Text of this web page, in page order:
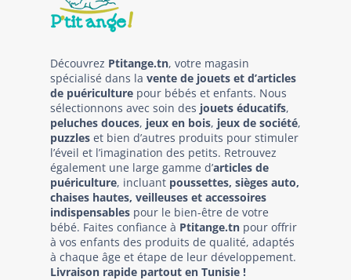
Découvrez Ptitange.tn, votre magasin
spécialisé dans la vente de jouets et d’articles
de puériculture pour bébés et enfants. Nous
sélectionnons avec soin des jouets éducatifs,
peluches douces, jeux en bois, jeux de société,
puzzles et bien d’autres produits pour stimuler
l’éveil et l’imagination des petits. Retrouvez
également une large gamme d’articles de
puériculture, incluant poussettes, sièges auto,
chaises hautes, veilleuses et accessoires
indispensables pour le bien-être de votre
bébé. Faites confiance à Ptitange.tn pour offrir
à vos enfants des produits de qualité, adaptés
à chaque âge et étape de leur développement.
Livraison rapide partout en Tunisie !